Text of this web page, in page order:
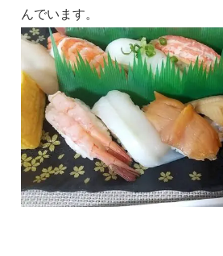
んでいます。